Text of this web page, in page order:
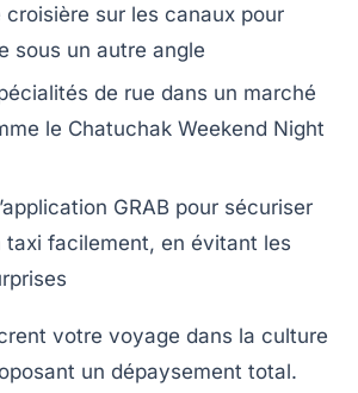
croisière sur les canaux pour
sous un autre angle
de rue dans un marché
le Chatuchak Weekend Night
GRAB pour sécuriser
taxi facilement, en évitant les
votre voyage dans la culture
un dépaysement total.